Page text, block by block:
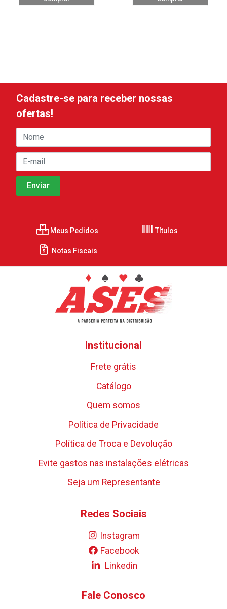
Cadastre-se para receber nossas
ofertas!
Meus Pedidos Títulos
Notas Fiscais
Institucional
Frete grátis
Catálogo
Quem somos
Política de Privacidade
Política de Troca e Devolução
Evite gastos nas instalações elétricas
Seja um Representante
Redes Sociais
Instagram
Facebook
Linkedin
Fale Conosco